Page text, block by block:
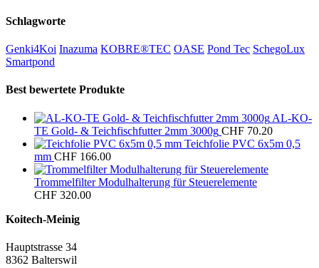
Schlagworte
Genki4Koi Inazuma KOBRE®TEC OASE Pond Tec SchegoLux
Smartpond
Best bewertete Produkte
AL-KO-
TE Gold- & Teichfischfutter 2mm 3000g CHF 70.20
Teichfolie PVC 6x5m 0,5
mm CHF 166.00
Trommelfilter Modulhalterung für Steuerelemente
CHF 320.00
Koitech-Meinig
Hauptstrasse 34
8362 Balterswil